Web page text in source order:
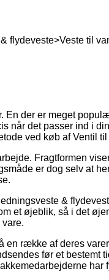
flydeveste>Veste til
En der er meget
når det passer ind i
ved køb af Ventil til
Fragtformen
er dog selv at
&
et øjeblik, så i det
en række af deres
før et bestemt
har